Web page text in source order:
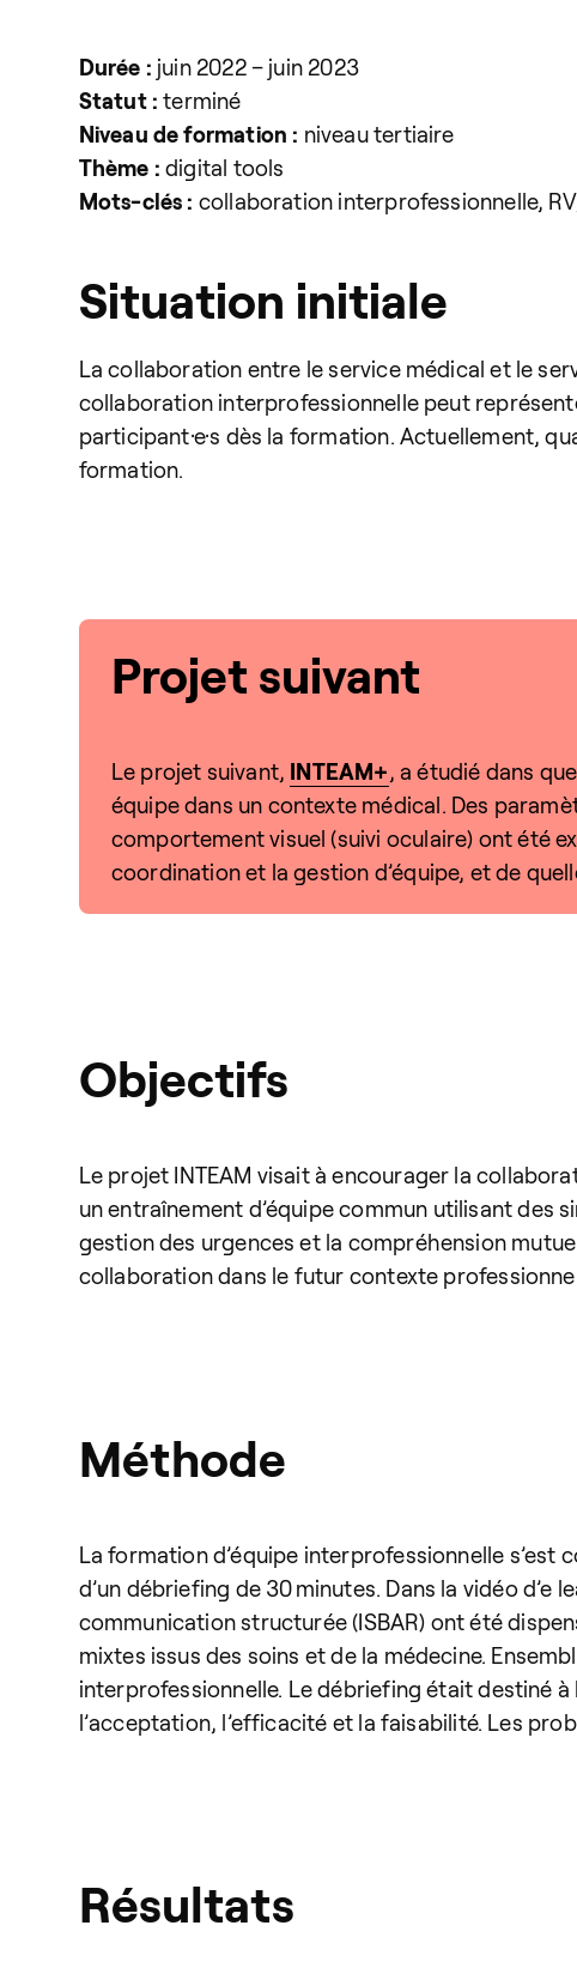
Durée : juin 2022 – juin 2023
Statut : terminé
Niveau de formation : niveau tertiaire
Thème :digital tools
Mots-clés : collaboration interprofessionnelle,
Situation initiale
La collaboration entre le service médical et le
collaboration interprofessionnelle peut
participant·e·s dès la formation. Actuellement,
formation.
Projet suivant
Le projet suivant, INTEAM+, a étudié dans
équipe dans un contexte médical. Des
comportement visuel (suivi oculaire) ont été
coordination et la gestion d’équipe, et de
Objectifs
Le projet INTEAM visait à encourager la
un entraînement d’équipe commun utilisant des
gestion des urgences et la compréhension
collaboration dans le futur contexte
Méthode
La formation d’équipe interprofessionnelle s’est
d’un débriefing de 30 minutes. Dans la vidéo d’e
communication structurée (ISBAR) ont été
mixtes issus des soins et de la médecine.
interprofessionnelle. Le débriefing était destiné
l’acceptation, l’efficacité et la faisabilité. Les
Résultats